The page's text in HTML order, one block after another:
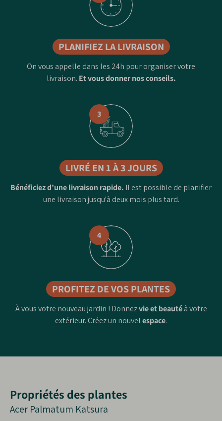
PLANIFIEZ LA LIVRAISON
On vous appelle dans les 24h pour organiser votre
livraison. Et vous donner nos conseils.
3
LIVRÉ EN 1 À 3 JOURS
Bénéficiez d’une livraison rapide. Il est possible de planifier
une livraison jusqu'à deux mois plus tard.
4
PROFITEZ DE VOS PLANTES
À vous votre nouveau jardin ! Donnezvie et beautéà votre
extérieur. Créez un nouvelespace.
Propriétés des plantes
Acer Palmatum Katsura